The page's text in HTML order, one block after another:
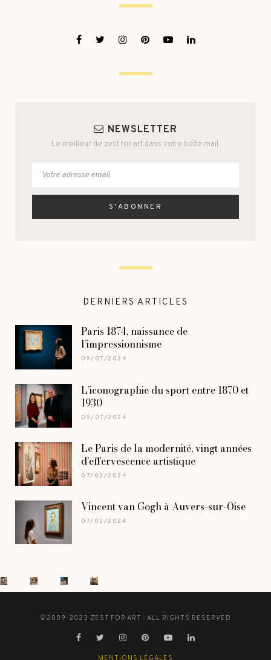
NEWSLETTER
Le meilleur de zest for art dans votre boîte mail.
DERNIERS ARTICLES
Paris 1874, naissance de
l’impressionnisme
09/07/2024
L’iconographie du sport entre 1870 et
1930
09/07/2024
Le Paris de la modernité, vingt années
d’effervescence artistique
07/02/2024
Vincent van Gogh à Auvers-sur-Oise
07/02/2024
©2009-2023 ZEST FOR ART - ALL RIGHTS RESERVED
MENTIONS LÉGALES